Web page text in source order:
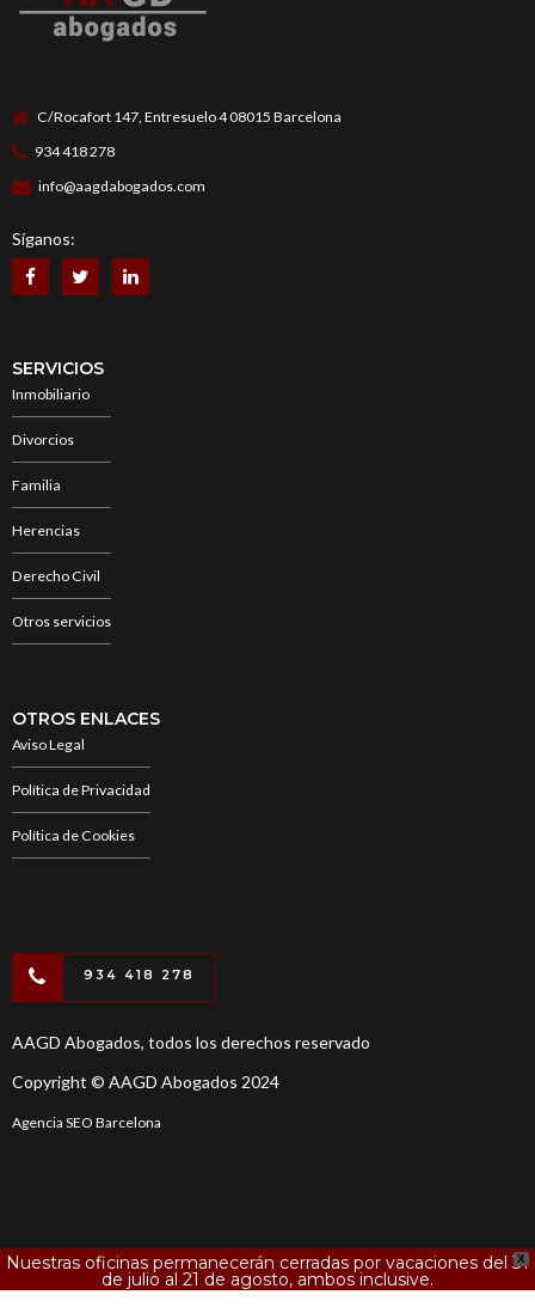
C/Rocafort 147, Entresuelo 4 08015 Barcelona
934 418 278
info@aagdabogados.com
Síganos:
SERVICIOS
Inmobiliario
Divorcios
Familia
Herencias
Derecho Civil
Otros servicios
OTROS ENLACES
Aviso Legal
Política de Privacidad
Política de Cookies
934 418 278
AAGD Abogados, todos los derechos reservado
Copyright © AAGD Abogados 2024
Agencia SEO Barcelona
X
Nuestras oficinas permanecerán cerradas por vacaciones del 31
de julio al 21 de agosto, ambos inclusive.